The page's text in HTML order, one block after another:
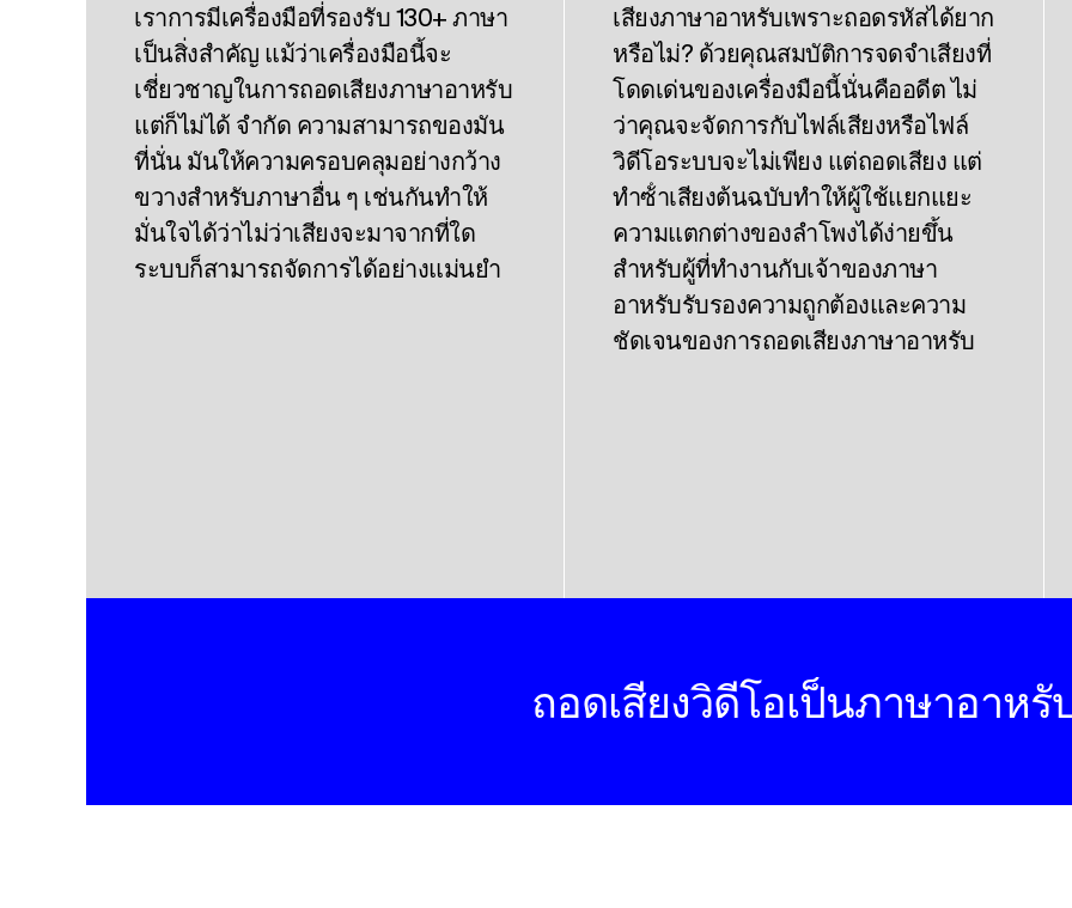
เราการมีเครื่องมือที่รองรับ 130+ ภาษา
เป็นสิ่งสําคัญ แม้ว่าเครื่องมือนี้จะ
เชี่ยวชาญในการถอดเสียงภาษาอาหรับ
แต่ก็ไม่ได้ จํากัด ความสามารถของมัน
ที่นั่น มันให้ความครอบคลุมอย่างกว้าง
ขวางสําหรับภาษาอื่น ๆ เช่นกันทําให้
มั่นใจได้ว่าไม่ว่าเสียงจะมาจากที่ใด
ระบบก็สามารถจัดการได้อย่างแม่นยํา
เสียงภาษาอาหรับเพราะถอดรหัสได้ยาก
หรือไม่? ด้วยคุณสมบัติการจดจําเสียงที่
โดดเด่นของเครื่องมือนี้นั่นคืออดีต ไม่
ว่าคุณจะจัดการกับไฟล์เสียงหรือไฟล์
วิดีโอระบบจะไม่เพียง แต่ถอดเสียง แต่
ทําซ้ําเสียงต้นฉบับทําให้ผู้ใช้แยกแยะ
ความแตกต่างของลําโพงได้ง่ายขึ้น
สําหรับผู้ที่ทํางานกับเจ้าของภาษา
อาหรับรับรองความถูกต้องและความ
ชัดเจนของการถอดเสียงภาษาอาหรับ
ถอดเสียงวิดีโอเป็นภาษาอาหรั